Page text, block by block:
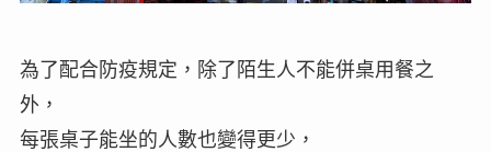
為了配合防疫規定，除了陌生人不能併桌用餐之
外，
每張桌子能坐的人數也變得更少，